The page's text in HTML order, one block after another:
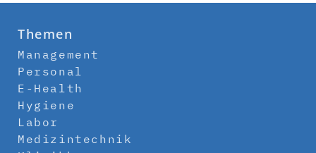
Themen
Management
Personal
E-Health
Hygiene
Labor
Medizintechnik